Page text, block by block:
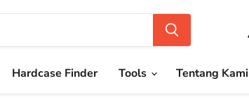
Hardcase Finder Tools Tentang Kami